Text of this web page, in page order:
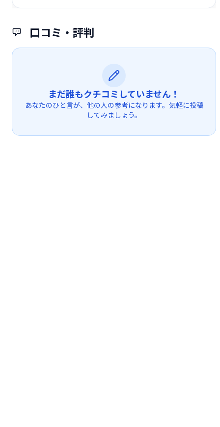
口コミ・評判
まだ誰もクチコミしていません！
あなたのひと言が、他の人の参考になります。気軽に投稿
してみましょう。